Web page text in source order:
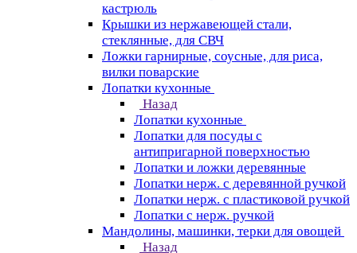
кастрюль
Крышки из нержавеющей стали,
стеклянные, для СВЧ
Ложки гарнирные, соусные, для риса,
вилки поварские
Лопатки кухонные
Назад
Лопатки кухонные
Лопатки для посуды с
антипригарной поверхностью
Лопатки и ложки деревянные
Лопатки нерж. с деревянной ручкой
Лопатки нерж. с пластиковой ручкой
Лопатки с нерж. ручкой
Мандолины, машинки, терки для овощей
Назад